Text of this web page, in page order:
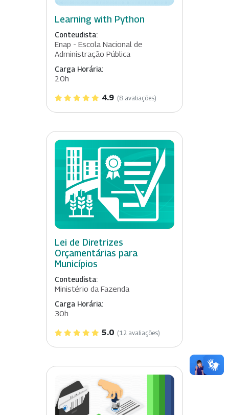
Learning with Python
Conteudista:
Enap - Escola Nacional de
Administração Pública
Carga Horária:
20h
4.9 (8 avaliações)
Lei de Diretrizes
Orçamentárias para
Municípios
Conteudista:
Ministério da Fazenda
Carga Horária:
30h
5.0 (12 avaliações)